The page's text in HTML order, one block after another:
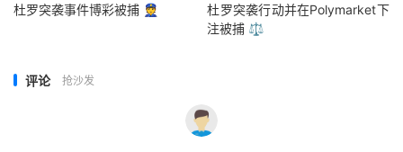
杜罗突袭事件博彩被捕 👮
杜罗突袭行动并在Polymarket下
注被捕 ⚖️
评论 抢沙发